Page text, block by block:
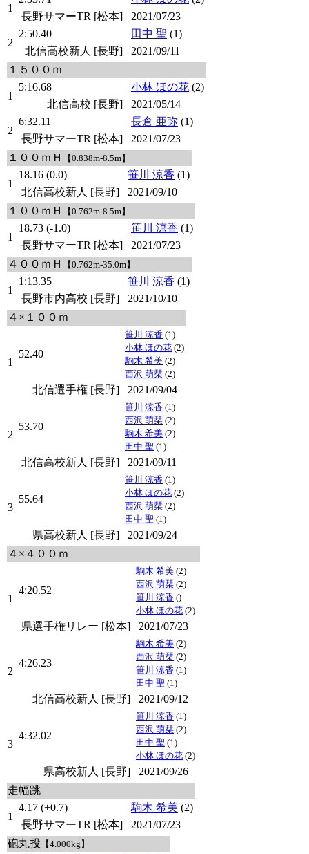
1
長野サマーTR [松本]
2021/07/23
2
2:50.40 田中 聖 (1)
北信高校新人 [長野]
2021/09/11
１５００ｍ
1
5:16.68 小林 ほの花 (2)
北信高校 [長野]
2021/05/14
2
6:32.11 長倉 亜弥 (1)
長野サマーTR [松本]
2021/07/23
１００ｍＨ
【0.838m-8.5m】
1
18.16 (0.0) 笹川 涼香 (1)
北信高校新人 [長野]
2021/09/10
１００ｍＨ
【0.762m-8.5m】
1
18.73 (-1.0) 笹川 涼香 (1)
長野サマーTR [松本]
2021/07/23
４００ｍＨ
【0.762m-35.0m】
1
1:13.35 笹川 涼香 (1)
長野市内高校 [長野]
2021/10/10
４×１００ｍ
1
52.40
笹川 涼香 (1)
小林 ほの花 (2)
駒木 希美 (2)
西沢 萌栞 (2)
北信選手権 [長野] 2021/09/04
2
53.70
笹川 涼香 (1)
西沢 萌栞 (2)
駒木 希美 (2)
田中 聖 (1)
北信高校新人 [長野] 2021/09/11
3
55.64
笹川 涼香 (1)
小林 ほの花 (2)
西沢 萌栞 (2)
田中 聖 (1)
県高校新人 [長野]
2021/09/24
４×４００ｍ
1
4:20.52
駒木 希美 (2)
西沢 萌栞 (2)
笹川 涼香 ()
小林 ほの花 (2)
県選手権リレー [松本] 2021/07/23
2
4:26.23
駒木 希美 (2)
西沢 萌栞 (2)
笹川 涼香 (1)
田中 聖 (1)
北信高校新人 [長野] 2021/09/12
3
4:32.02
笹川 涼香 (1)
西沢 萌栞 (2)
田中 聖 (1)
小林 ほの花 (2)
県高校新人 [長野]
2021/09/26
走幅跳
1
4.17 (+0.7) 駒木 希美 (2)
長野サマーTR [松本]
2021/07/23
砲丸投 【4.000kg】